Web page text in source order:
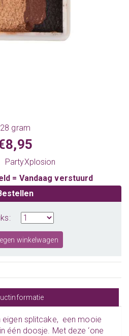
28 gram
PartyXplosion
= Vandaag verstuurd
winkelwagen
eigen splitcake, een mooie
één doosje. Met deze ‘one